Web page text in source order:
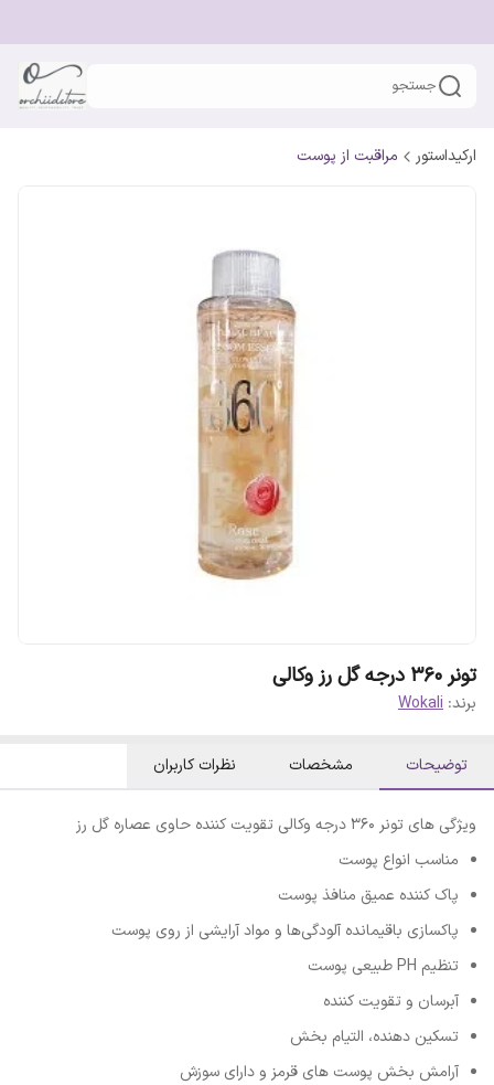
جستجو
ارکیداستور مراقبت از پوست
تونر 360 درجه گل رز وکالی
برند: Wokali
توضیحات مشخصات نظرات کاربران
ویژگی های تونر 360 درجه وکالی تقویت کننده حاوی عصاره گل رز
مناسب انواع پوست
پاک کننده عمیق منافذ پوست
پاکسازی باقیمانده آلودگی‌ها و مواد آرایشی از روی پوست
تنظیم PH طبیعی پوست
آبرسان و تقویت کننده
تسکین دهنده، التیام بخش
آرامش بخش پوست های قرمز و دارای سوزش